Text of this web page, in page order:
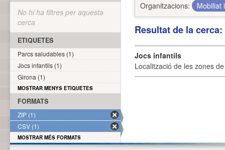
Organitzacions:
Mobiliat
Resultat de la
Jocs infantils
Localització de les zones
No hi ha filtres per aquesta
cerca
ETIQUETES
Parcs saludables (1)
Jocs infantils (1)
Girona (1)
MOSTRAR MENYS ETIQUETES
FORMATS
ZIP (1)
CSV (1)
MOSTRAR MÉS FORMATS